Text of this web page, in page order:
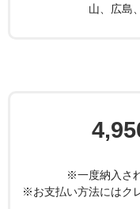
山、広島
※一度納入さ
※お支払い方法にはク